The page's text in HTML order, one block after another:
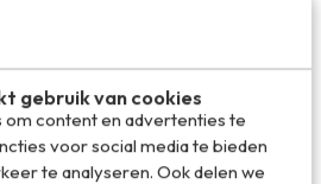
gebruik van cookies
content en advertenties te
voor social media te bieden
te analyseren. Ook delen we